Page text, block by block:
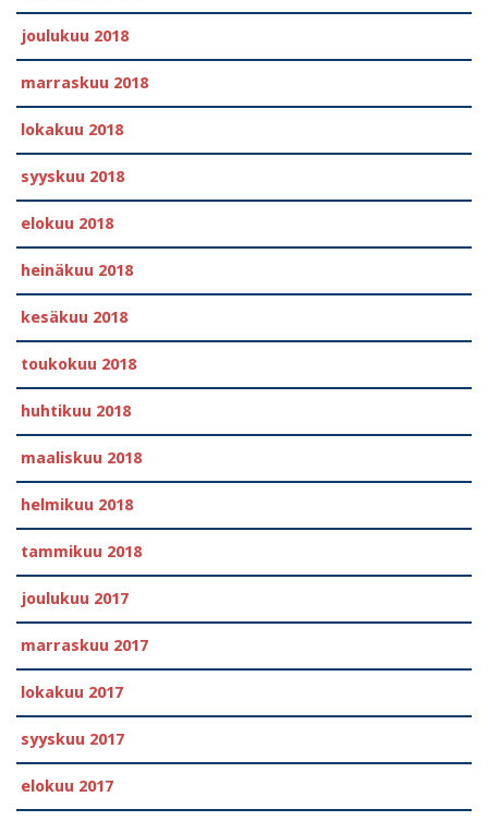
joulukuu 2018
marraskuu 2018
lokakuu 2018
syyskuu 2018
elokuu 2018
heinäkuu 2018
kesäkuu 2018
toukokuu 2018
huhtikuu 2018
maaliskuu 2018
helmikuu 2018
tammikuu 2018
joulukuu 2017
marraskuu 2017
lokakuu 2017
syyskuu 2017
elokuu 2017